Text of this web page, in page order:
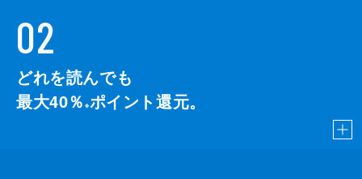
02
どれを読んでも
最大40％ ※ポイント還元。